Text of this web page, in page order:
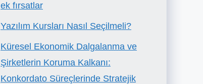
ek fırsatlar
Yazılım Kursları Nasıl Seçilmeli?
Küresel Ekonomik Dalgalanma ve
Şirketlerin Koruma Kalkanı:
Konkordato Süreçlerinde Stratejik